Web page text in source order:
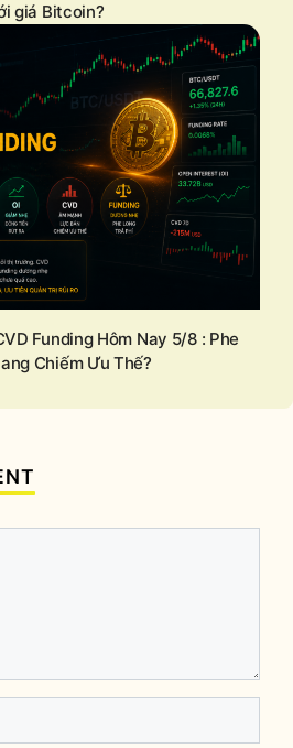
giá Bitcoin?
Funding Hôm Nay 5/8 : Phe
Chiếm Ưu Thế?